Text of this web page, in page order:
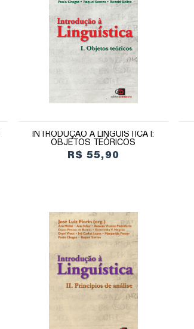
INTRODUÇÃO À LINGUÍSTICA I:
OBJETOS TEÓRICOS
R$ 55,90